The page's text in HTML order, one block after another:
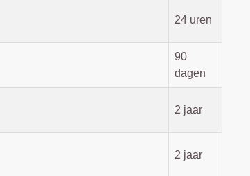
24 uren
90
dagen
2 jaar
2 jaar